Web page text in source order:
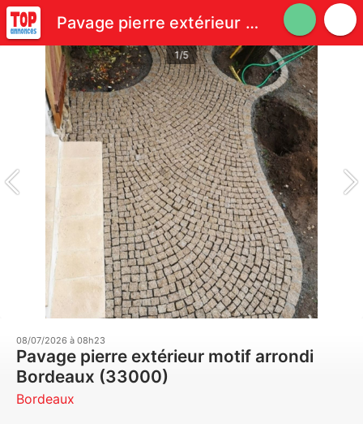
Pavage pierre extérieur motif arrondi
1/5
08/07/2026 à 08h23
Pavage pierre extérieur motif arrondi
Bordeaux (33000)
Bordeaux